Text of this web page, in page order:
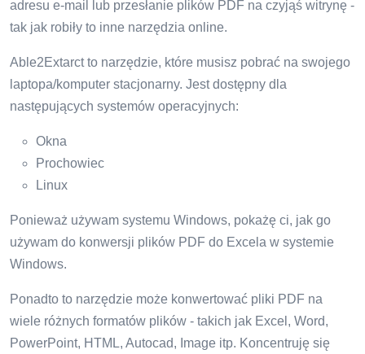
adresu e-mail lub przesłanie plików PDF na czyjąś witrynę -
tak jak robiły to inne narzędzia online.
Able2Extarct to narzędzie, które musisz pobrać na swojego
laptopa/komputer stacjonarny. Jest dostępny dla
następujących systemów operacyjnych:
Okna
Prochowiec
Linux
Ponieważ używam systemu Windows, pokażę ci, jak go
używam do konwersji plików PDF do Excela w systemie
Windows.
Ponadto to narzędzie może konwertować pliki PDF na
wiele różnych formatów plików - takich jak Excel, Word,
PowerPoint, HTML, Autocad, Image itp. Koncentruję się